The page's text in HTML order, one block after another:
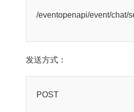
/eventopenapi/event/chat/
发送方式：
POST